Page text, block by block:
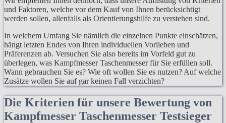
und Faktoren, welche vor dem Kauf von Ihnen berücksichtigt
werden sollen, allenfalls als Orientierungshilfe zu verstehen sind.
In welchem Umfang Sie nämlich die einzelnen Punkte einschätzen,
hängt letzten Endes von Ihren individuellen Vorlieben und
Präferenzen ab. Versuchen Sie also bereits im Vorfeld gut zu
überlegen, was Kampfmesser Taschenmesser für Sie erfüllen soll.
Wann gebrauchen Sie es? Wie oft wollen Sie es nutzen? Auf welche
Zusätze wollen Sie auf gar keinen Fall verzichten?
Die Kriterien für unsere Bewertung von
Kampfmesser Taschenmesser Testsieger